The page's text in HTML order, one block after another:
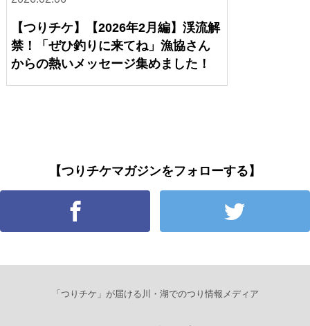
【つりチケ】【2026年2月編】渓流解
禁！「ぜひ釣りに来てね」漁協さん
からの熱いメッセージ集めました！
【つりチケマガジンをフォローする】
「つりチケ」が届ける川・湖でのつり情報メディア